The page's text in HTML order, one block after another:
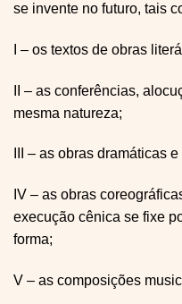
se invente no futuro, tais
I – os textos de obras
II – as conferências,
mesma natureza;
III – as obras dramáticas
IV – as obras
execução cênica se fixe
forma;
V – as composições